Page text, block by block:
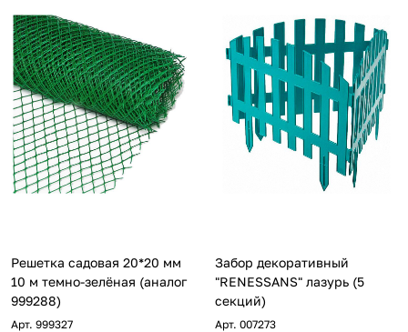
Решетка садовая 20*20 мм
10 м темно-зелёная (аналог
999288)
Арт. 999327
Забор декоративный
"RENESSANS" лазурь (5
секций)
Арт. 007273